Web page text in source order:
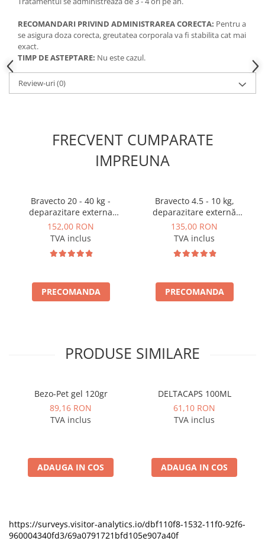
RECOMANDARI PRIVIND ADMINISTRAREA CORECTA: Pentru a
se asigura doza corecta, greutatea corporala va fi stabilita cat mai
exact.
TIMP DE ASTEPTARE: Nu este cazul.
Review-uri(0)
FRECVENT CUMPARATE
IMPREUNA
Bravecto 20 - 40 kg -
deparazitare externa
pentru caini
152,00 RON
TVA inclus
PRECOMANDA
Bravecto 4.5 - 10 kg,
deparazitare externă
pentru câini
135,00 RON
TVA inclus
PRECOMANDA
PRODUSE SIMILARE
Bezo-Pet gel 120gr
89,16 RON
TVA inclus
ADAUGA IN COS
DELTACAPS 100ML
61,10 RON
TVA inclus
ADAUGA IN COS
https://surveys.visitor-analytics.io/dbf110f8-1532-11f0-92f6-
960004340fd3/69a0791721bfd105e907a40f